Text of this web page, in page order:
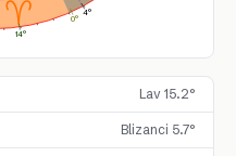
14°
0°
4°
Lav 15.2°
Blizanci 5.7°